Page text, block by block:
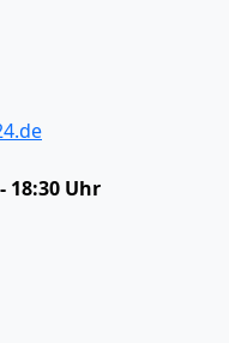
18:30 Uhr